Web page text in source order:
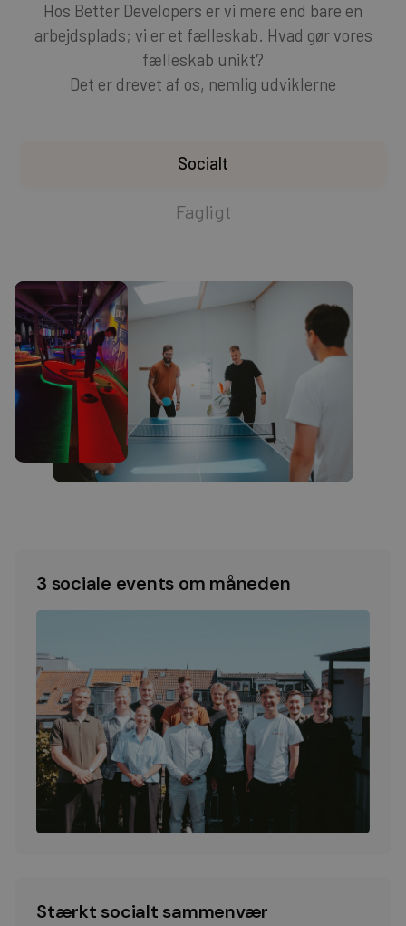
Hos Better Developers er vi mere end bare en
arbejdsplads; vi er et fælleskab. Hvad gør vores
fælleskab unikt?
Det er drevet af os, nemlig udviklerne
Socialt
Fagligt
3 sociale events om måneden
Stærkt socialt sammenvær